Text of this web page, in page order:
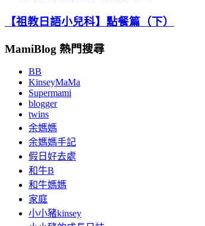
【祖教日語小兒科】點餐篇（下）
MamiBlog 熱門搜尋
BB
KinseyMaMa
Supermami
blogger
twins
余媽媽
余媽媽手記
假日好去處
和牛B
和牛媽媽
家庭
小小豬kinsey